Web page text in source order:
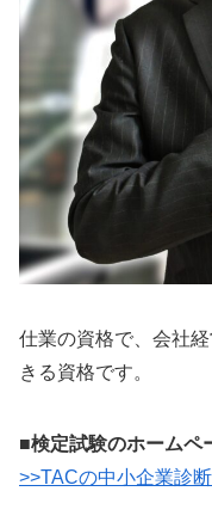
仕業の資格で、会社
きる資格です。
■検定試験のホームペ
>>TACの中小企業診